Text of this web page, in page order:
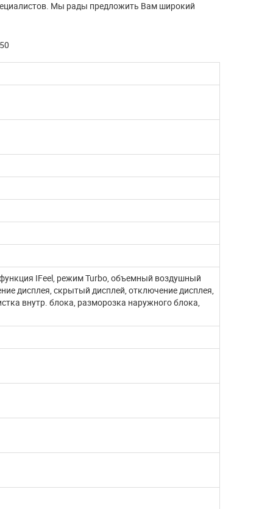
Мы рады предложить Вам широкий
IFeel, режим Turbo, объемный воздушный
дисплея, скрытый дисплей, отключение дисплея,
внутр. блока, разморозка наружного блока,